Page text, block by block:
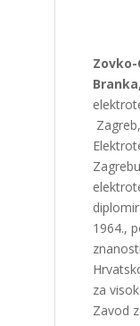
Zovko-
Branka,
1964.,
za
Zavod